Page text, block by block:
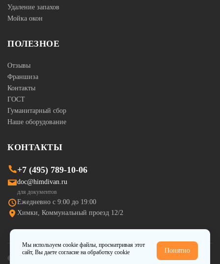
Удаление запахов
Мойка окон
ПОЛЕЗНОЕ
Отзывы
Франшиза
Контакты
ГОСТ
Гуманитарный сбор
Наше оборудование
КОНТАКТЫ
+7 (495) 789-10-06
doc@himdivan.ru
для документов
Ежедневно с 9:00 до 19:00
Химки, Коммунальный проезд 12/2
© Himdivan.ru — 2008-2026
Мы используем cookie файлы, просматривая этот
сайт, Вы даете согласие на обработку cookie Понятно